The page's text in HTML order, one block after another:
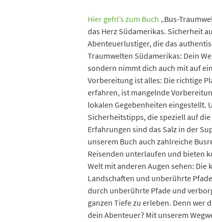
Hier geht’s zum Buch „Bus-
das Herz Südamerikas. Sicherheit
Abenteuerlustiger, die das
Traumwelten Südamerikas: Dein
sondern nimmt dich auch mit auf
Vorbereitung ist alles: Die richtige
erfahren, ist mangelnde
lokalen Gegebenheiten eingestellt.
Sicherheitstipps, die speziell auf
Erfahrungen sind das Salz in der
unserem Buch auch zahlreiche
Reisenden unterlaufen und bieten
Welt mit anderen Augen sehen:
Landschaften und unberührte
durch unberührte Pfade und
ganzen Tiefe zu erleben. Denn
dein Abenteuer? Mit unserem